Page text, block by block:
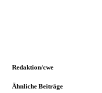
Redaktion/cwe
Ähnliche Beiträge